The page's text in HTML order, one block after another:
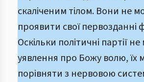
скаліченим тілом. Вони не
проявити свої первозданні
Оскільки політичні партії
уявлення про Божу волю, їх
порівняти з нервовою